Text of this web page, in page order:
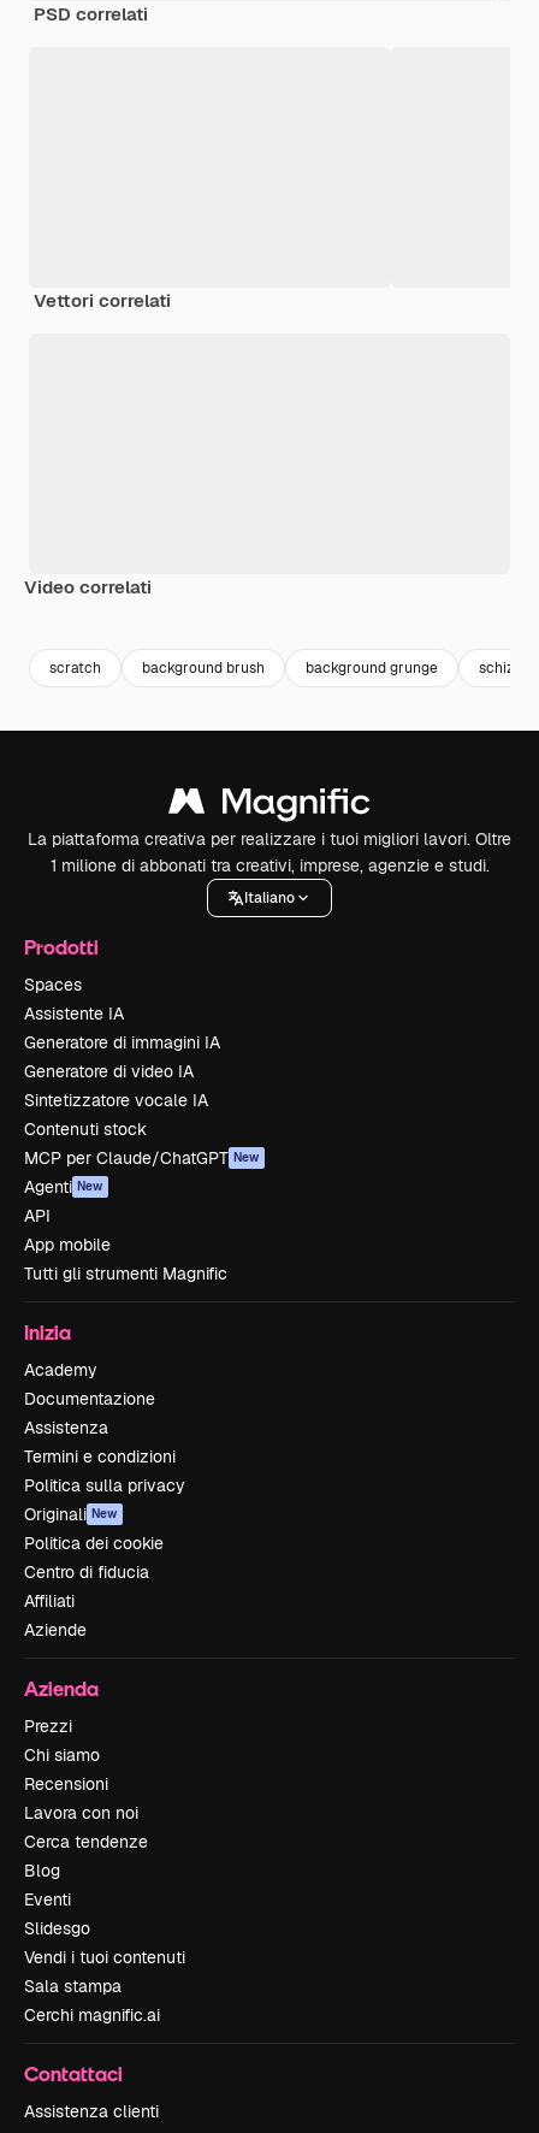
PSD correlati
Vettori correlati
Video correlati
scratch background brush background grunge schizzo
La piattaforma creativa per realizzare i tuoi migliori lavori. Oltre
1 milione di abbonati tra creativi, imprese, agenzie e studi.
Italiano
Prodotti
Spaces
Assistente IA
Generatore di immagini IA
Generatore di video IA
Sintetizzatore vocale IA
Contenuti stock
MCP per Claude/ChatGPT New
Agenti New
API
App mobile
Tutti gli strumenti Magnific
Inizia
Academy
Documentazione
Assistenza
Termini e condizioni
Politica sulla privacy
Originali New
Politica dei cookie
Centro di fiducia
Affiliati
Aziende
Azienda
Prezzi
Chi siamo
Recensioni
Lavora con noi
Cerca tendenze
Blog
Eventi
Slidesgo
Vendi i tuoi contenuti
Sala stampa
Cerchi magnific.ai
Contattaci
Assistenza clienti